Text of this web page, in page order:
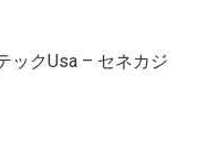
ックUsa – セネカジ